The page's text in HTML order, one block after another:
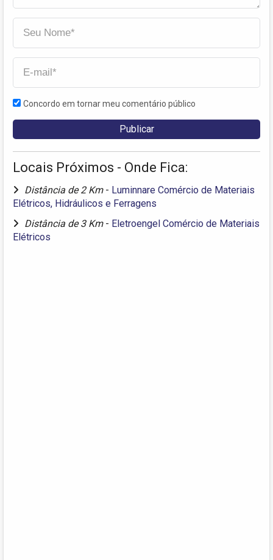
Concordo em tornar meu comentário público
Locais Próximos - Onde Fica:
Distância de 2 Km - Luminnare Comércio de Materiais
Elétricos, Hidráulicos e Ferragens
Distância de 3 Km - Eletroengel Comércio de Materiais
Elétricos